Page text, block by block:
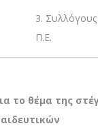
3. Συλλόγους
Π.Ε.
το θέμα της